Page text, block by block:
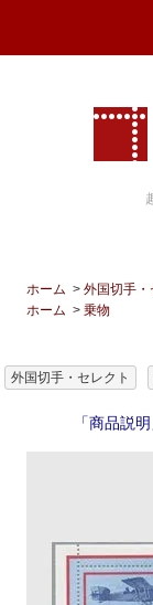
ホーム >外国切手・
ホーム >乗物
外国切手・セレクト
「商品説